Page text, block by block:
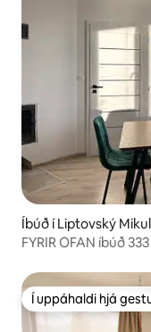
Íbúð í Liptovský
FYRIR OFAN íbúð 333
Í uppáhaldi hjá
Í uppáhaldi hjá